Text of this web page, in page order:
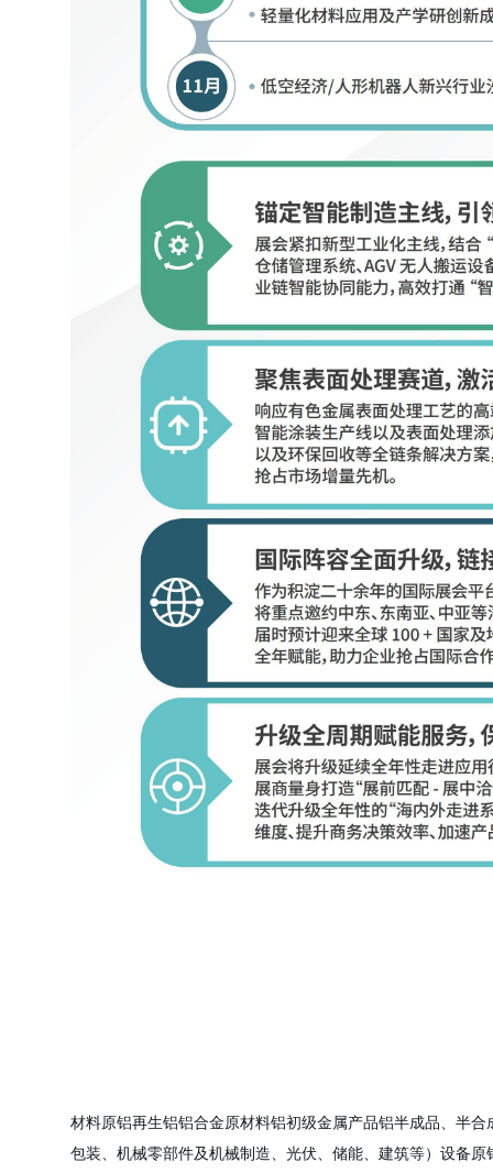
材料原铝再生铝铝合金原材料铝初级金属产品铝半成品、半
包装、机械零部件及机械制造、光伏、储能、建筑等）设备